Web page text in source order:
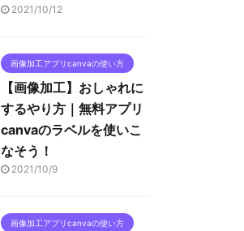
2021/10/12
画像加工アプリcanvaの使い方
【画像加工】おしゃれに
するやり方｜無料アプリ
canvaのラベルを使いこ
なそう！
2021/10/9
画像加工アプリcanvaの使い方